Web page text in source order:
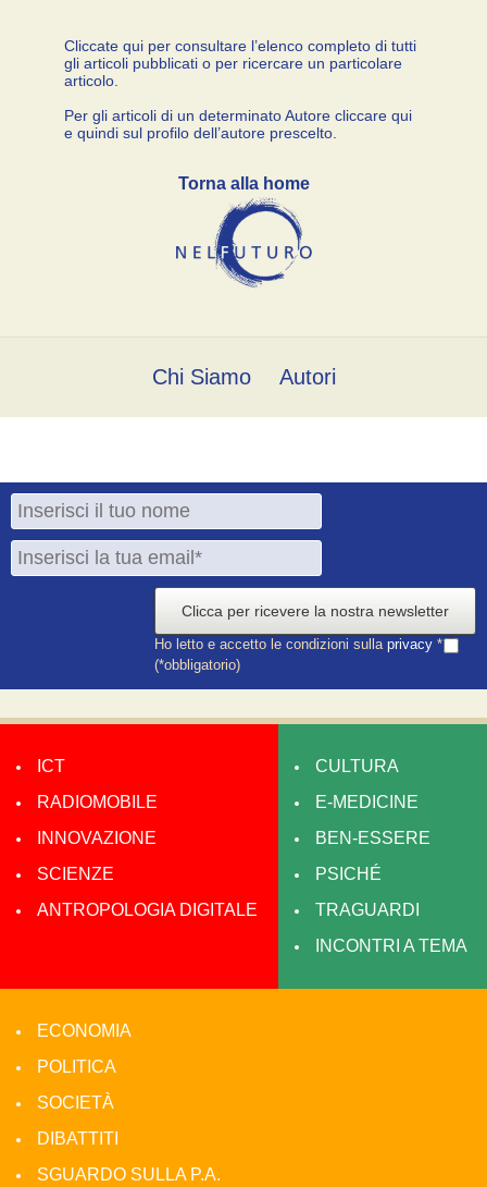
Cliccate qui per consultare l’elenco completo di tutti
gli articoli pubblicati o per ricercare un particolare
articolo.
Per gli articoli di un determinato Autore cliccare qui
e quindi sul profilo dell’autore prescelto.
Torna alla home
Chi Siamo Autori
Clicca per ricevere la nostra newsletter
Ho letto e accetto le condizioni sulla privacy *
(*obbligatorio)
ICT
RADIOMOBILE
INNOVAZIONE
SCIENZE
ANTROPOLOGIA DIGITALE
CULTURA
E-MEDICINE
BEN-ESSERE
PSICHÉ
TRAGUARDI
INCONTRI A TEMA
ECONOMIA
POLITICA
SOCIETÀ
DIBATTITI
SGUARDO SULLA P.A.